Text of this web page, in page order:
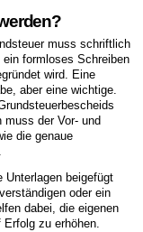
muss schriftlich
formloses Schreiben
wird. Eine
aber eine wichtige.
muss der Vor- und
die genaue
Unterlagen beigefügt
oder ein
dabei, die eigenen
zu erhöhen.